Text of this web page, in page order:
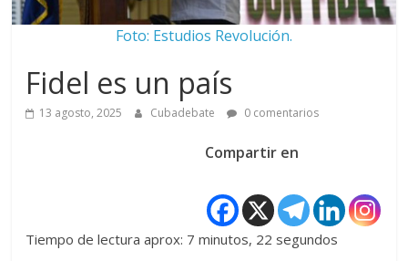
Foto: Estudios Revolución.
Fidel es un país
13 agosto, 2025 Cubadebate 0 comentarios
Compartir en
Tiempo de lectura aprox: 7 minutos, 22 segundos